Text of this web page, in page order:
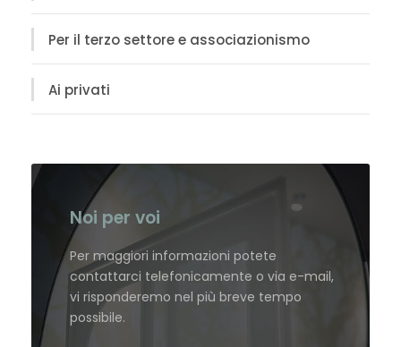
Per il terzo settore e associazionismo
Ai privati
Noi per voi
Per maggiori informazioni potete
contattarci telefonicamente o via e-mail,
vi risponderemo nel più breve tempo
possibile.